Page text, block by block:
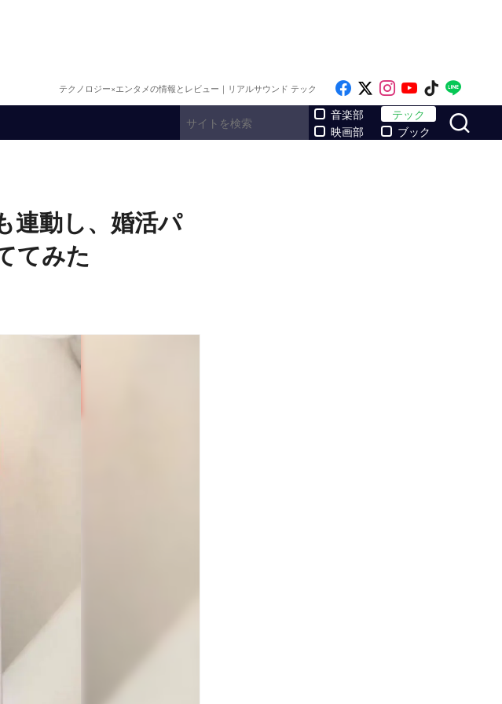
テクノロジー×エンタメの情報とレビュー｜リアルサウンド テック Like on Facebook
Follow on x
Follow on
Follow on
Follow
音楽部
映画部
テック
ブック
連動し、婚活パ
てみた